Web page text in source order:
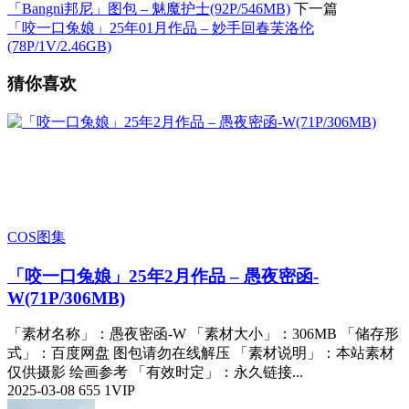
「Bangni邦尼」图包 – 魅魔护士(92P/546MB) 下一篇
「咬一口兔娘」25年01月作品 – 妙手回春芙洛伦
(78P/1V/2.46GB)
猜你喜欢
COS图集
「咬一口兔娘」25年2月作品 – 愚夜密函-
W(71P/306MB)
「素材名称」：愚夜密函-W 「素材大小」：306MB 「储存形
式」：百度网盘 图包请勿在线解压 「素材说明」：本站素材
仅供摄影 绘画参考 「有效时定」：永久链接...
2025-03-08 655 1VIP